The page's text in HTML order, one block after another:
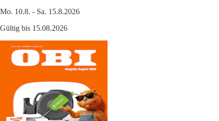
Mo. 10.8. - Sa. 15.8.2026
Gültig bis 15.08.2026